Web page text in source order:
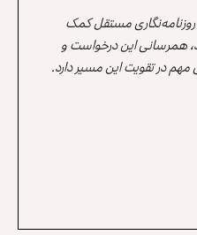
روزنامه‌نگاری مستقل کمک
همرسانی این درخواست و
در تقویت این مسیر دارد.